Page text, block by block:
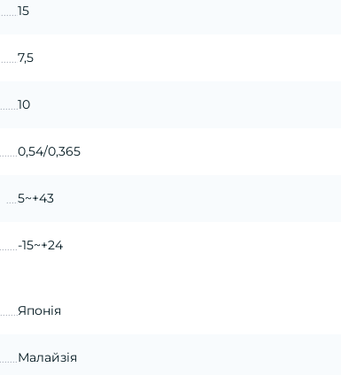
15
7,5
10
0,54/0,365
5~+43
-15~+24
Японія
Малайзія